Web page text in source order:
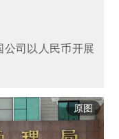
司以人民币开展
原图